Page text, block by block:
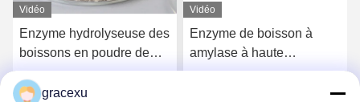
Vidéo
Enzyme hydrolyseuse des
boissons en poudre de
tannase Les tanins
améliorent la solubilité au
Vidéo
Enzyme de boisson à
amylase à haute
température utilisée dans
gracexu